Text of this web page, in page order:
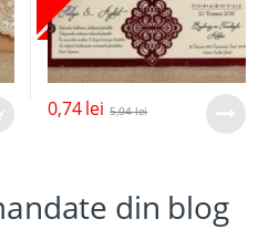
0,74lei 5,04lei
din blog